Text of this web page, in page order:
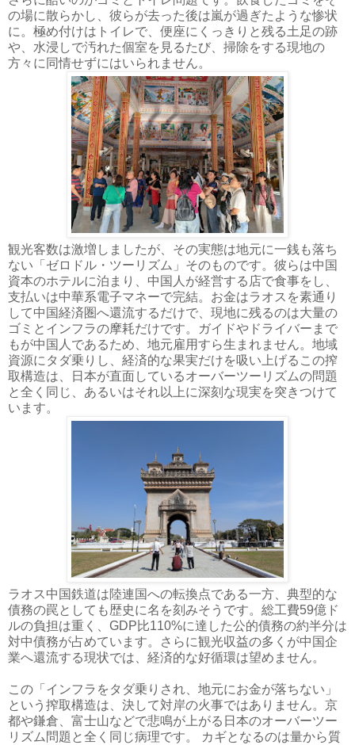
の場に散らかし、彼らが去った後は嵐が過ぎたような惨状
に。極め付けはトイレで、便座にくっきりと残る土足の跡
や、水浸しで汚れた個室を見るたび、掃除をする現地の
方々に同情せずにはいられません。
観光客数は激増しましたが、その実態は地元に一銭も落ち
ない「ゼロドル・ツーリズム」そのものです。彼らは中国
資本のホテルに泊まり、中国人が経営する店で食事をし、
支払いは中華系電子マネーで完結。お金はラオスを素通り
して中国経済圏へ還流するだけで、現地に残るのは大量の
ゴミとインフラの摩耗だけです。ガイドやドライバーまで
もが中国人であるため、地元雇用すら生まれません。地域
資源にタダ乗りし、経済的な果実だけを吸い上げるこの搾
取構造は、日本が直面しているオーバーツーリズムの問題
と全く同じ、あるいはそれ以上に深刻な現実を突きつけて
います。
ラオス中国鉄道は陸連国への転換点である一方、典型的な
債務の罠としても歴史に名を刻みそうです。総工費59億ド
ルの負担は重く、GDP比110%に達した公的債務の約半分は
対中債務が占めています。さらに観光収益の多くが中国企
業へ還流する現状では、経済的な好循環は望めません。
この「インフラをタダ乗りされ、地元にお金が落ちない」
という搾取構造は、決して対岸の火事ではありません。京
都や鎌倉、富士山などで悲鳴が上がる日本のオーバーツー
リズム問題と全く同じ病理です。 カギとなるのは量から質